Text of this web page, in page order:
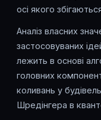
осі якого
Аналіз власних
застосовуваних
лежить в основі
головних
коливань у
Шредінгера в